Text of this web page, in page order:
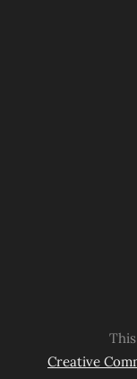
Creative